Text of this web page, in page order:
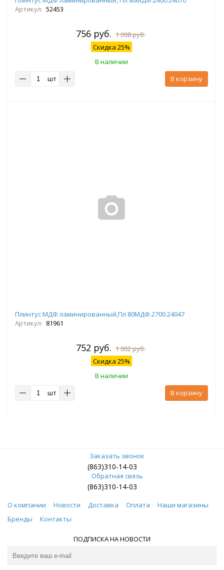
Артикул: 52453
756 руб. 1 008 руб.
Скидка 25%
В наличии
шт
В корзину
Плинтус МДФ ламинированный,Пл 80МДФ.2700.24047
Артикул: 81961
752 руб. 1 002 руб.
Скидка 25%
В наличии
шт
В корзину
Заказать звонок
(863)310-14-03
Обратная связь
(863)310-14-03
О компании Новости Доставка Оплата
Наши магазины
Бренды
Контакты
ПОДПИСКА НА НОВОСТИ